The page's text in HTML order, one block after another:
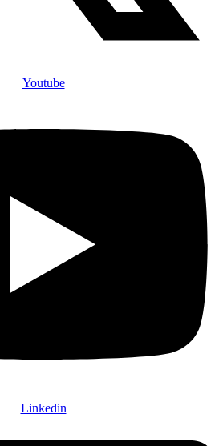
Youtube
Linkedin